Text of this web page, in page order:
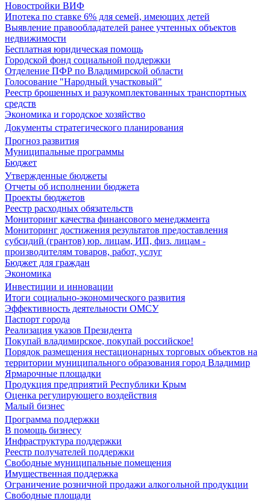
Новостройки ВИФ
Ипотека по ставке 6% для семей, имеющих детей
Выявление правообладателей ранее учтенных объектов
недвижимости
Бесплатная юридическая помощь
Городской фонд социальной поддержки
Отделение ПФР по Владимирской области
Голосование "Народный участковый"
Реестр брошенных и разукомплектованных транспортных
средств
Экономика и городское хозяйство
Документы стратегического планирования
Прогноз развития
Муниципальные программы
Бюджет
Утвержденные бюджеты
Отчеты об исполнении бюджета
Проекты бюджетов
Реестр расходных обязательств
Мониторинг качества финансового менеджмента
Мониторинг достижения результатов предоставления
субсидий (грантов) юр. лицам, ИП, физ. лицам -
производителям товаров, работ, услуг
Бюджет для граждан
Экономика
Инвестиции и инновации
Итоги социально-экономического развития
Эффективность деятельности ОМСУ
Паспорт города
Реализация указов Президента
Покупай владимирское, покупай российское!
Порядок размещения нестационарных торговых объектов на
территории муниципального образования город Владимир
Ярмарочные площадки
Продукция предприятий Республики Крым
Оценка регулирующего воздействия
Малый бизнес
Программа поддержки
В помощь бизнесу
Инфраструктура поддержки
Реестр получателей поддержки
Свободные муниципальные помещения
Имущественная поддержка
Ограничение розничной продажи алкогольной продукции
Свободные площади